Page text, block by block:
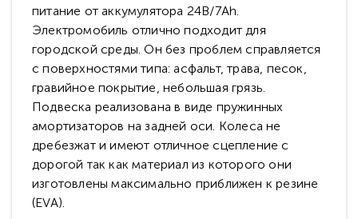
питание от аккумулятора 24В/7Ah.
Электромобиль отлично подходит для
городской среды. Он без проблем справляется
с поверхностями типа: асфальт, трава, песок,
гравийное покрытие, небольшая грязь.
Подвеска реализована в виде пружинных
амортизаторов на задней оси. Колеса не
дребезжат и имеют отличное сцепление с
дорогой так как материал из которого они
изготовлены максимально приближен к резине
(EVA).